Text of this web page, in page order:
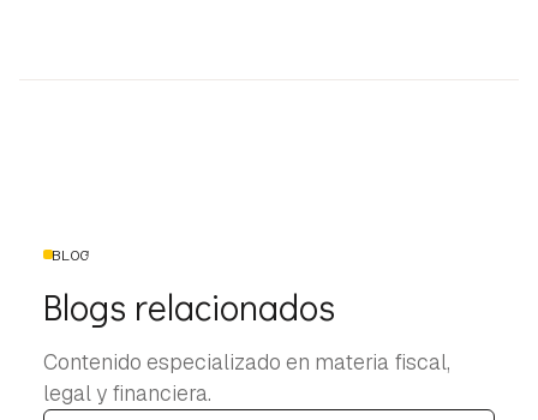
BLOG
Blogs relacionados
Contenido especializado en materia fiscal,
legal y financiera.